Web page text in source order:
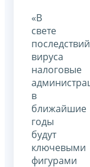
«В
свете
последствий
вируса
налоговые
в
ближайшие
годы
будут
ключевыми
фигурами